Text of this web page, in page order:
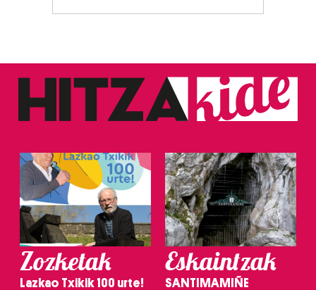
Zozketak
Lazkao Txikik 100 urte!
Eskaintzak
SANTIMAMIÑE